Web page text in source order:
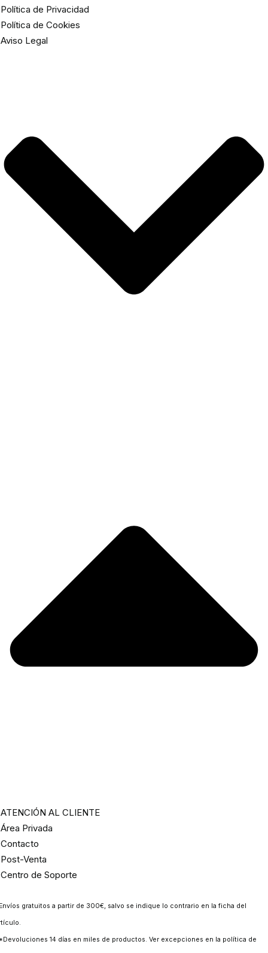
Política de Privacidad
Política de Cookies
Aviso Legal
ATENCIÓN AL CLIENTE
Área Privada
Contacto
Post-Venta
Centro de Soporte
gratuitos a partir de 300€, salvo se indique lo contrario en la ficha del
14 días en miles de productos. Ver excepciones en la política de